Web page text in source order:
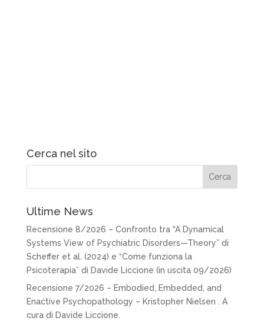
Cerca nel sito
Ultime News
Recensione 8/2026 – Confronto tra “A Dynamical
Systems View of Psychiatric Disorders—Theory” di
Scheffer et al. (2024) e “Come funziona la
Psicoterapia” di Davide Liccione (in uscita 09/2026)
Recensione 7/2026 – Embodied, Embedded, and
Enactive Psychopathology – Kristopher Nielsen . A
cura di Davide Liccione.